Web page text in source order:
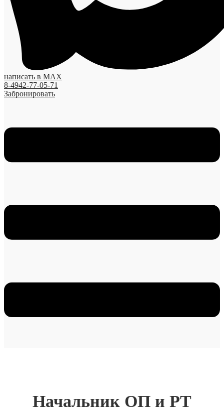
написать в MAX
8-4942-77-05-71
Забронировать
Начальник ОП и РТ